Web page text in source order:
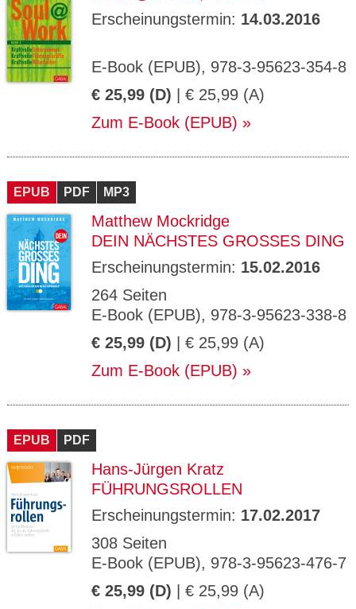
Erscheinungstermin: 14.03.2016
E-Book (EPUB), 978-3-95623-354-8
€ 25,99 (D) | € 25,99 (A)
Zum E-Book (EPUB)
EPUB PDF MP3
Matthew Mockridge
DEIN NÄCHSTES GROSSES DING
Erscheinungstermin: 15.02.2016
264 Seiten
E-Book (EPUB), 978-3-95623-338-8
€ 25,99 (D) | € 25,99 (A)
Zum E-Book (EPUB)
EPUB PDF
Hans-Jürgen Kratz
FÜHRUNGSROLLEN
Erscheinungstermin: 17.02.2017
308 Seiten
E-Book (EPUB), 978-3-95623-476-7
€ 25,99 (D) | € 25,99 (A)